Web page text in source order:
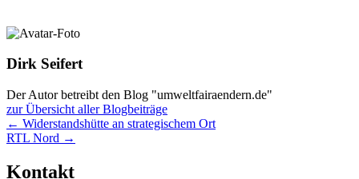
Dirk Seifert
Der Autor betreibt den Blog "umweltfairaendern.de"
zur Übersicht aller Blogbeiträge
Posts
navigation
← Widerstandshütte an strategischem Ort
RTL Nord →
Kontakt